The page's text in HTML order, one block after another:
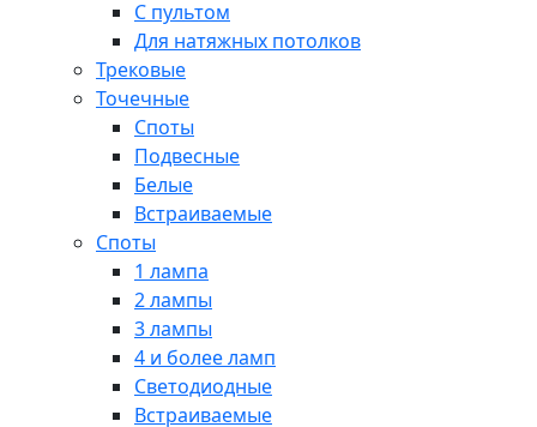
С пультом
Для натяжных потолков
Трековые
Точечные
Споты
Подвесные
Белые
Встраиваемые
Споты
1 лампа
2 лампы
3 лампы
4 и более ламп
Светодиодные
Встраиваемые